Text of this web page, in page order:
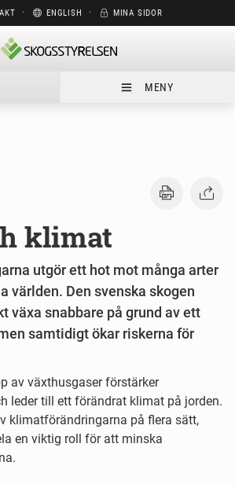
⋅ ENGLISH ⋅ MINA SIDOR
MENY
klimat
utgör ett hot mot många arter
världen. Den svenska skogen
växa snabbare på grund av ett
samtidigt ökar riskerna för
av växthusgaser förstärker
leder till ett förändrat klimat på jorden.
klimatförändringarna på flera sätt,
en viktig roll för att minska